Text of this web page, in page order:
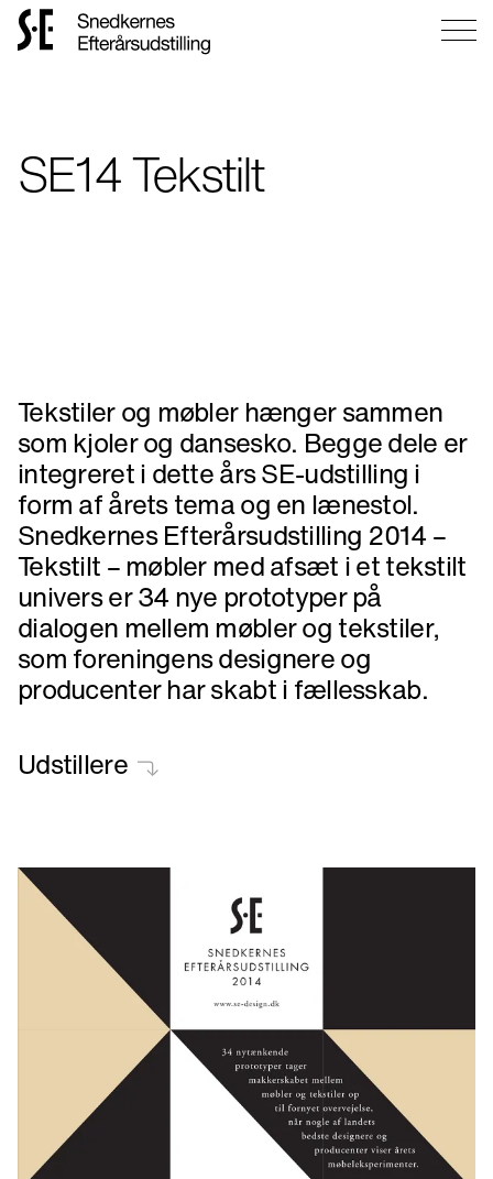
SE14 Tekstilt
Udstillere
Tekstiler og møbler hænger sammen
som kjoler og dansesko. Begge dele er
integreret i dette års SE-udstilling i
form af årets tema og en lænestol.
Snedkernes Efterårsudstilling 2014 –
Tekstilt – møbler med afsæt i et tekstilt
univers er 34 nye prototyper på
dialogen mellem møbler og tekstiler,
som foreningens designere og
producenter har skabt i fællesskab.
Objekter
udstillingen